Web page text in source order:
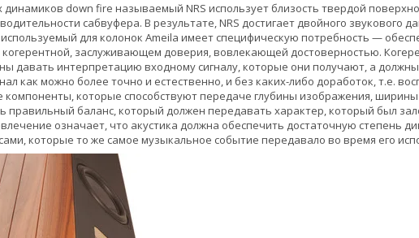
down fire называемый NRS использует близость твердой
сабвуфера. В результате, NRS достигает двойного звукового
для колонок Ameila имеет специфическую потребность —
заслуживающем доверия, вовлекающей достоверностью.
давать интерпретацию входному сигналу, которые они получают, а
как можно более точно и естественно, и без каких-либо доработок, т.е.
компоненты, которые способствуют передаче глубины изображения,
правильный баланс, который должен передавать характер, который был
означает, что акустика должна обеспечить достаточную степень
которые то же самое музыкальное событие передавало во время его